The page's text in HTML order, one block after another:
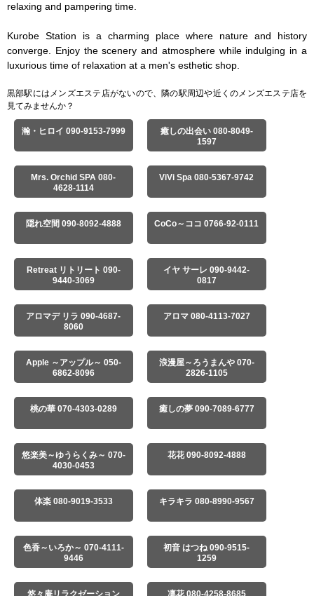
relaxing and pampering time.
Kurobe Station is a charming place where nature and history
converge. Enjoy the scenery and atmosphere while indulging in a
luxurious time of relaxation at a men's esthetic shop.
黒部駅にはメンズエステ店がないので、隣の駅周辺や近くのメンズエステ店を
見てみませんか？
瀚・ヒロイ 090-9153-7999
癒しの出会い 080-8049-
1597
Mrs. Orchid SPA 080-
4628-1114
ViVi Spa 080-5367-9742
隠れ空間 090-8092-4888 CoCo～ココ 0766-92-0111
Retreat リトリート 090-
9440-3069
イヤ サーレ 090-9442-
0817
アロマデ リラ 090-4687-
8060
アロマ 080-4113-7027
Apple ～アップル～ 050-
6862-8096
浪漫屋～ろうまんや 070-
2826-1105
桃の華 070-4303-0289 癒しの夢 090-7089-6777
悠楽美～ゆうらくみ～ 070-
4030-0453
花花 090-8092-4888
体楽 080-9019-3533 キラキラ 080-8990-9567
色香～いろか～ 070-4111-
9446
初音 はつね 090-9515-
1259